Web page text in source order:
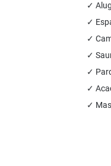
✓
✓
✓
✓
✓
✓
✓